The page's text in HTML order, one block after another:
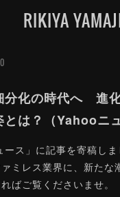
RIKIYA
分化の時代へ 進
とは？（Yahooニ
ース」に記事を寄稿し
ミレス業界に、新たな
ばご覧くださいませ。